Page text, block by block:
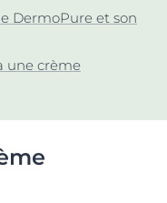
DermoPure et son
une crème